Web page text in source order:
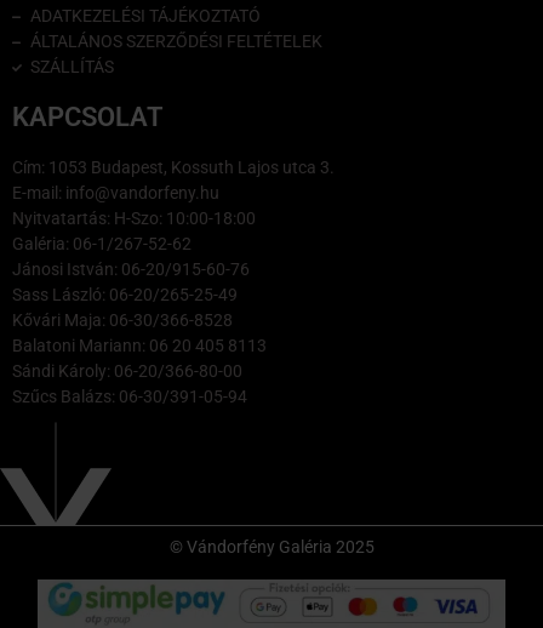
ADATKEZELÉSI TÁJÉKOZTATÓ
ÁLTALÁNOS SZERZŐDÉSI FELTÉTELEK
SZÁLLÍTÁS
KAPCSOLAT
Cím: 1053 Budapest, Kossuth Lajos utca 3.
E-mail: info@vandorfeny.hu
Nyitvatartás: H-Szo: 10:00-18:00
Galéria: 06-1/267-52-62
Jánosi István: 06-20/915-60-76
Sass László: 06-20/265-25-49
Kővári Maja: 06-30/366-8528
Balatoni Mariann: 06 20 405 8113
Sándi Károly: 06-20/366-80-00
Szűcs Balázs: 06-30/391-05-94
© Vándorfény Galéria 2025